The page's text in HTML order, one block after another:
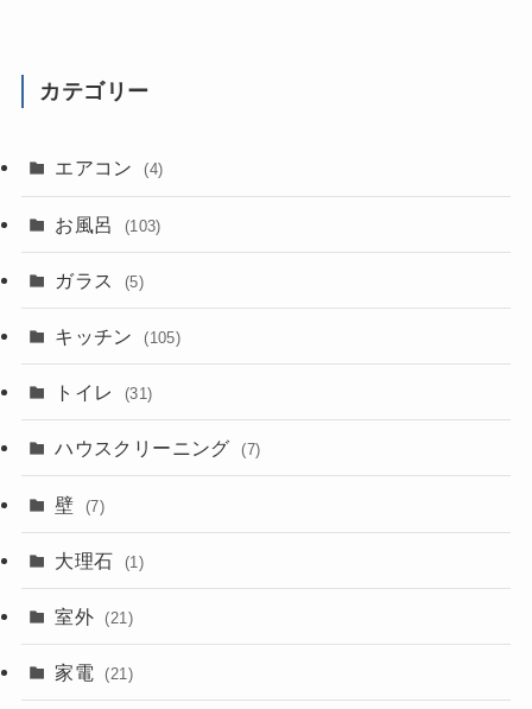
カテゴリー
エアコン (4)
お風呂 (103)
ガラス (5)
キッチン (105)
トイレ (31)
ハウスクリーニング (7)
壁 (7)
大理石 (1)
室外 (21)
家電 (21)